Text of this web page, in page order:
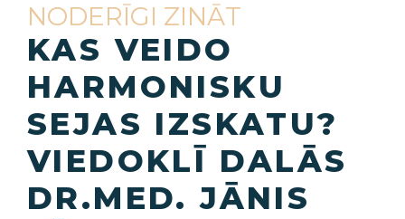
NODERĪGI ZINĀT
KAS VEIDO
HARMONISKU
SEJAS IZSKATU?
VIEDOKLĪ DALĀS
DR.MED. JĀNIS